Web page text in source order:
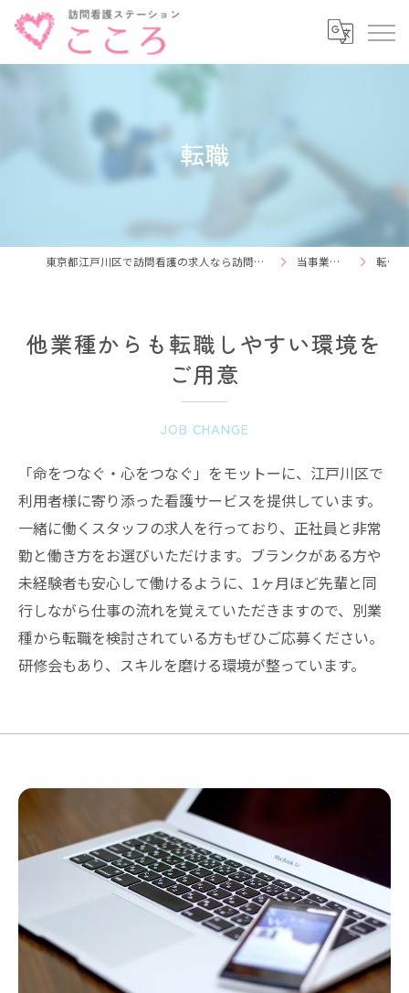
転職
東京都江戸川区で訪問看護の求人なら訪問看護ステーション こころ 当事業所を知る 転職
他業種からも転職しやすい環境を
ご用意
JOB CHANGE
「命をつなぐ・心をつなぐ」をモットーに、江戸川区で
利用者様に寄り添った看護サービスを提供しています。
一緒に働くスタッフの求人を行っており、正社員と非常
勤と働き方をお選びいただけます。ブランクがある方や
未経験者も安心して働けるように、1ヶ月ほど先輩と同
行しながら仕事の流れを覚えていただきますので、別業
種から転職を検討されている方もぜひご応募ください。
研修会もあり、スキルを磨ける環境が整っています。